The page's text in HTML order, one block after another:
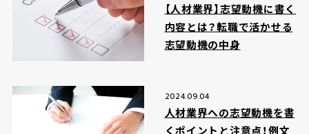
【人材業界】志望動機に書く
内容とは？転職で活かせる
志望動機の中身
2024.09.04
人材業界への志望動機を書
くポイントと注意点！例文